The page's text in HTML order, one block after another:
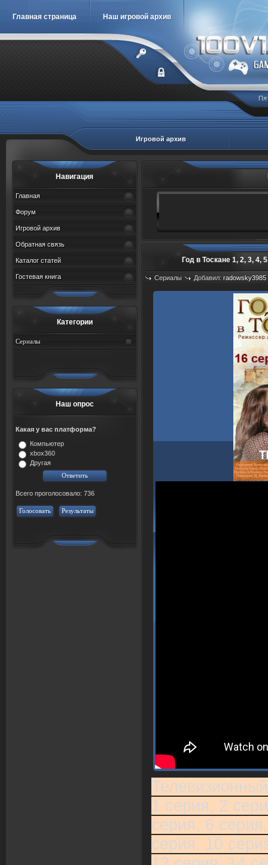
Главная страница Наш игровой архив
Игровой архив
Навигация
Главная
Форум
Игровой архив
Обратная связь
Каталог статей
Гостевая книга
Категории
Сериалы
Наш опрос
Какая у вас платформа?
Компьютер
xbox360
Другая
Всего проголосовало: 736
Голосовать Результаты
Год в Тоскане 1, 2, 3, 4,
Сериалы Добавил: radowsky3985
Просмотров: 526
1 серия, 2
серия, 6
серия, 10